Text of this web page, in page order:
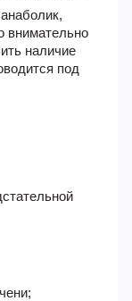
внимательно
наличие
под